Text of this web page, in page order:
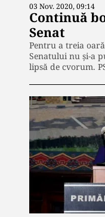
03 Nov. 2020, 09:14
Continuă
Senat
Pentru a treia
Senatului nu și-a
lipsă de cvorum.